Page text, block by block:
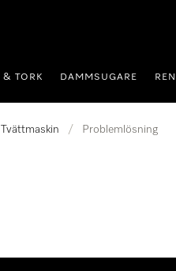
& TORK DAMMSUGARE
Tvättmaskin / Problemlösning